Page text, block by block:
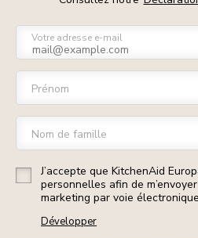
Votre adresse e-mail
Prénom
Nom de famille
J’accepte que KitchenAid
personnelles afin de
marketing par voie
Développer